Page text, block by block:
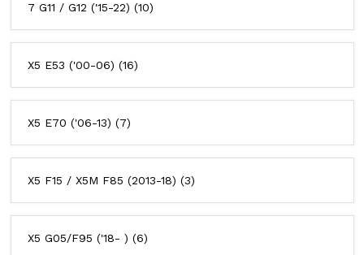
7 G11 / G12 ('15-22) (10)
X5 E53 ('00-06) (16)
X5 E70 ('06-13) (7)
X5 F15 / X5M F85 (2013-18) (3)
X5 G05/F95 ('18- ) (6)